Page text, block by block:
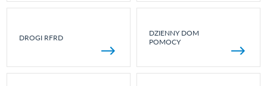
DROGI RFRD
DZIENNY DOM
POMOCY